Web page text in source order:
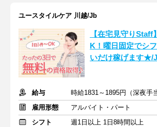
ユースタイルケア 川越/Jb
【在宅見守りStaff
K！曜日固定でシ
いだけ稼げます★/
給与
雇用形態
アルバイト・パート
シフト
週1日以上 1日8時間以上